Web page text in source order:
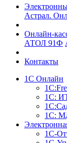
Астрал.
Онлайн-
АТОЛ 91Ф
Контакты
1С Онлайн
1С:
1С:
1С-